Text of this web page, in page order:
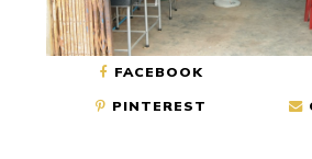
FACEBOOK
PINTEREST